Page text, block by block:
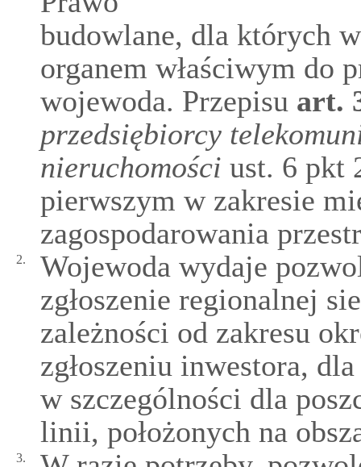
budowlane, dla których
organem właściwym do
wojewoda. Przepisu art.
przedsiębiorcy
nieruchomości ust. 6 pkt
pierwszym w zakresie
zagospodarowania
2.
Wojewoda wydaje
zgłoszenie regionalnej
zależności od zakresu
zgłoszeniu inwestora,
w szczególności dla
linii, położonych na
3.